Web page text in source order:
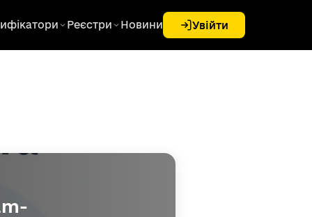
Реєстри Новини Увійти